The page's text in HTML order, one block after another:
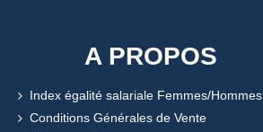
A PROPOS
Index égalité salariale Femmes/Hommes
Conditions Générales de Vente